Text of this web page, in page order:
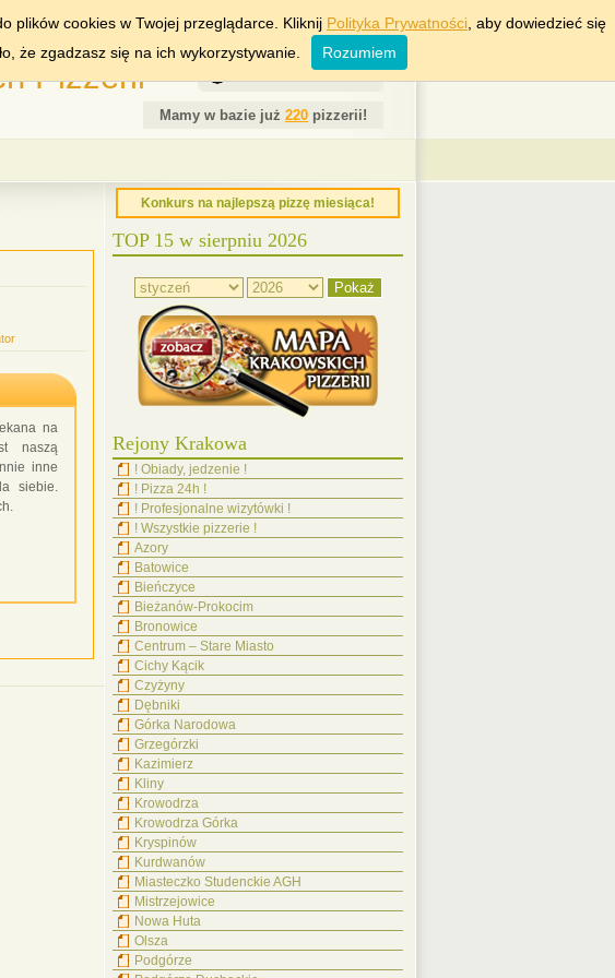
WARSZAWA WROCŁAW
Pizzerii 7 Sierpień 2026
Mamy w bazie już 220 pizzerii!
na
naszą
inne
siebie.
Konkurs na najlepszą pizzę miesiąca!
TOP 15 w sierpniu 2026
Rejony Krakowa
! Obiady, jedzenie !
! Pizza 24h !
! Profesjonalne wizytówki !
! Wszystkie pizzerie !
Azory
Batowice
Bieńczyce
Bieżanów-Prokocim
Bronowice
Centrum – Stare Miasto
Cichy Kącik
Czyżyny
Dębniki
Górka Narodowa
Grzegórzki
Kazimierz
Kliny
Krowodrza
Krowodrza Górka
Kryspinów
Kurdwanów
Miasteczko Studenckie AGH
Mistrzejowice
Nowa Huta
Olsza
Podgórze
plików cookies w Twojej przeglądarce. Kliknij Polityka Prywatności , aby dowiedzieć się
że zgadzasz się na ich wykorzystywanie.
Rozumiem